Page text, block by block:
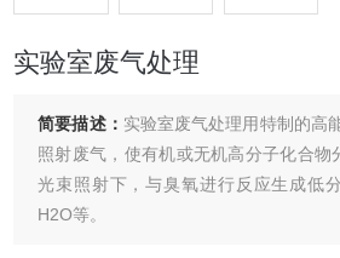
实验室废气处理
简要描述： 实验室废气处理用特制的高
照射废气，使有机或无机高分子化合物
光束照射下，与臭氧进行反应生成低
H2O等。